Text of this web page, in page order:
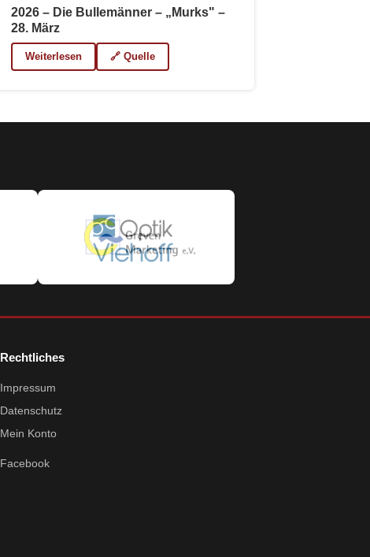
2026 – Die Bullemänner – „Murks" –
28. März
Weiterlesen 🔗 Quelle
Rechtliches
Impressum
Datenschutz
Mein Konto
Facebook